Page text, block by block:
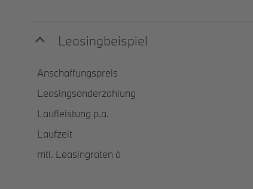
Leasingbeispiel
Anschaffungspreis
Leasingsonderzahlung
Laufleistung p.a.
Laufzeit
mtl. Leasingraten à